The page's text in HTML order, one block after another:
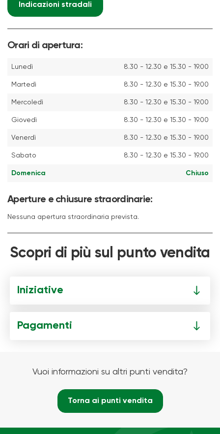
Indicazioni stradali
Orari di apertura:
Lunedì 8.30 - 12.30 e 15.30 - 19.00
Martedì 8.30 - 12.30 e 15.30 - 19.00
Mercoledì 8.30 - 12.30 e 15.30 - 19.00
Giovedì 8.30 - 12.30 e 15.30 - 19.00
Venerdì 8.30 - 12.30 e 15.30 - 19.00
Sabato 8.30 - 12.30 e 15.30 - 19.00
Domenica Chiuso
Aperture e chiusure straordinarie:
Nessuna apertura straordinaria prevista.
Scopri di più sul punto vendita
Iniziative
Pagamenti
Vuoi informazioni su altri punti vendita?
Torna ai punti vendita